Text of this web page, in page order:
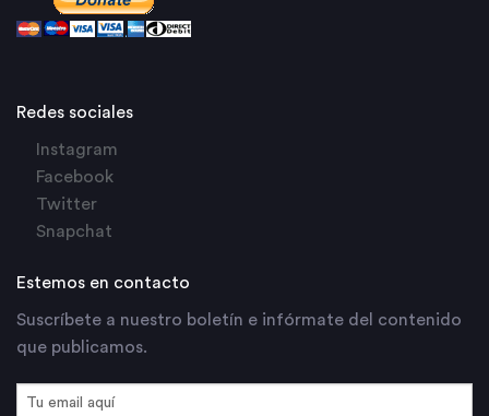
Redes sociales
Instagram
Facebook
Twitter
Snapchat
Estemos en contacto
Suscríbete a nuestro boletín e infórmate del contenido
que publicamos.